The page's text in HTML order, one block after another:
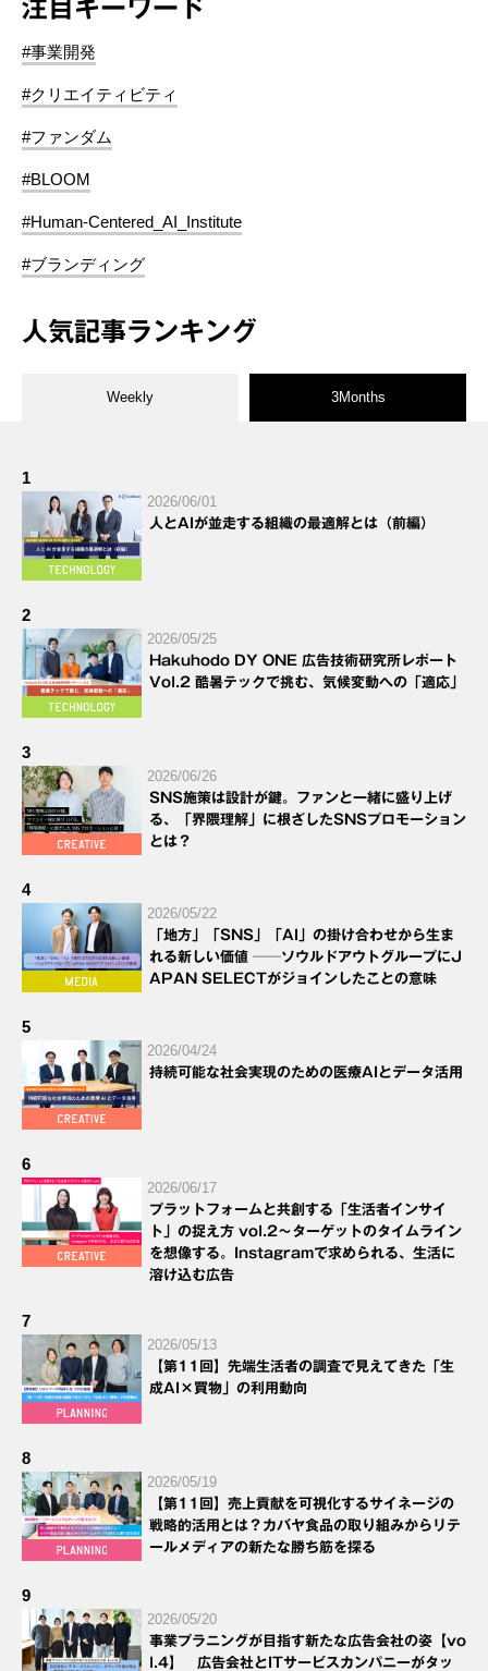
注目キーワード
#事業開発
#クリエイティビティ
#ファンダム
#BLOOM
#Human-Centered_AI_Institute
#ブランディング
人気記事ランキング
Weekly 3Months
1
2026/06/01
人とAIが並走する組織の最適解とは（前編）
2
2026/05/25
Hakuhodo DY ONE 広告技術研究所レポート
Vol.2 酷暑テックで挑む、気候変動への「適応」
3
2026/06/26
SNS施策は設計が鍵。ファンと一緒に盛り上げ
る、「界隈理解」に根ざしたSNSプロモーション
とは？
4
2026/05/22
「地方」「SNS」「AI」の掛け合わせから生ま
れる新しい価値 ──ソウルドアウトグループにJ
APAN SELECTがジョインしたことの意味
5
2026/04/24
持続可能な社会実現のための医療AIとデータ活用
6
2026/06/17
プラットフォームと共創する「生活者インサイ
ト」の捉え方 vol.2～ターゲットのタイムライン
を想像する。Instagramで求められる、生活に
溶け込む広告
7
2026/05/13
【第11回】先端生活者の調査で見えてきた「生
成AI×買物」の利用動向
8
2026/05/19
【第11回】売上貢献を可視化するサイネージの
戦略的活用とは？カバヤ食品の取り組みからリテ
ールメディアの新たな勝ち筋を探る
9
2026/05/20
事業プラニングが目指す新たな広告会社の姿【vo
l.4】 広告会社とITサービスカンパニーがタッ